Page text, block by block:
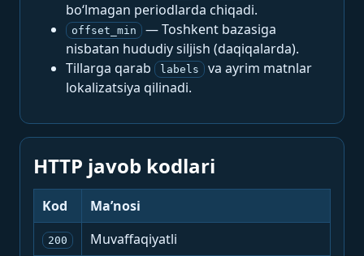
bo‘lmagan periodlarda chiqadi.
offset_min
— Toshkent bazasiga
nisbatan hududiy siljish (daqiqalarda).
Tillarga qarab
labels
va ayrim matnlar
lokalizatsiya qilinadi.
HTTP javob kodlari
Kod Ma’nosi
200 Muvaffaqiyatli